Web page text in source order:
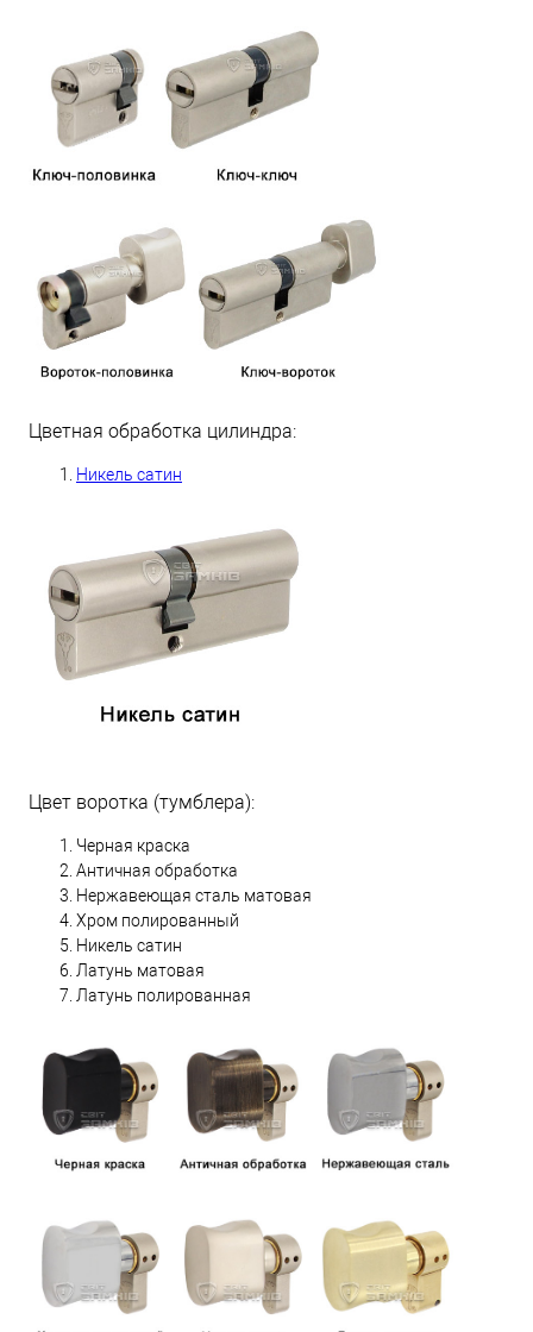
Цветная обработка цилиндра:
Никель сатин
Цвет воротка (тумблера):
Черная краска
Античная обработка
Нержавеющая сталь матовая
Хром полированный
Никель сатин
Латунь матовая
Латунь полированная